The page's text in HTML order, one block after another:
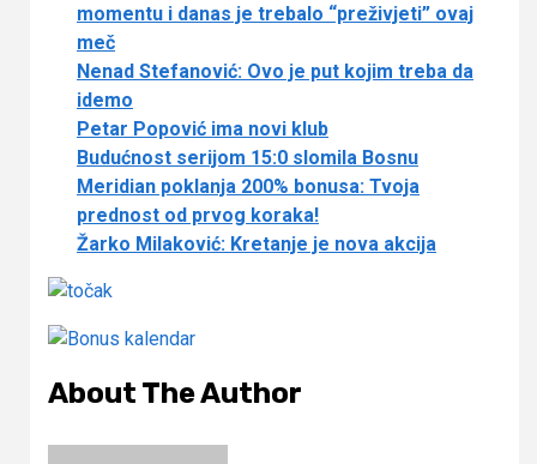
momentu i danas je trebalo “preživjeti” ovaj
meč
Nenad Stefanović: Ovo je put kojim treba da
idemo
Petar Popović ima novi klub
Budućnost serijom 15:0 slomila Bosnu
Meridian poklanja 200% bonusa: Tvoja
prednost od prvog koraka!
Žarko Milaković: Kretanje je nova akcija
About The Author